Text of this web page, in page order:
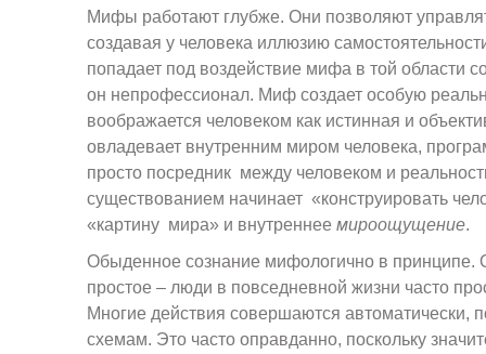
Мифы работают глубже. Они позволяют
создавая у человека иллюзию
попадает под воздействие мифа в той области
он непрофессионал. Миф создает особую
воображается человеком как истинная и
овладевает внутренним миром человека,
просто посредник между человеком и
существованием начинает «конструировать
«картину мира» и внутреннее мироощущение.
Обыденное сознание мифологично в принципе.
простое – люди в повседневной жизни часто
Многие действия совершаются автоматически,
схемам. Это часто оправданно, поскольку